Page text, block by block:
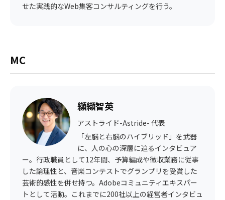
せた実践的なWeb集客コンサルティングを行う。
MC
纐纈智英
アストライド-Astride- 代表
「左脳と右脳のハイブリッド」を武器
に、人の心の深層に迫るインタビュア
ー。行政職員として12年間、予算編成や徴収業務に従事
した論理性と、音楽コンテストでグランプリを受賞した
芸術的感性を併せ持つ。Adobeコミュニティエキスパー
トとして活動。これまでに200社以上の経営者インタビュ